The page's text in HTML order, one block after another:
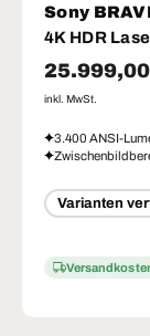
Sony
4K HDR
Normaler
inkl. MwSt.
3.400 ANSI-
Varianten